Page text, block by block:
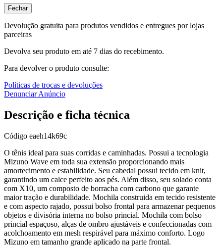
Fechar
Devolução gratuita para produtos vendidos e entregues por lojas
parceiras
Devolva seu produto em até 7 dias do recebimento.
Para devolver o produto consulte:
Políticas de trocas e devoluções
Denunciar Anúncio
Descrição e ficha técnica
Código eaeh14k69c
O tênis ideal para suas corridas e caminhadas. Possui a tecnologia
Mizuno Wave em toda sua extensão proporcionando mais
amortecimento e estabilidade. Seu cabedal possui tecido em knit,
garantindo um calce perfeito aos pés. Além disso, seu solado conta
com X10, um composto de borracha com carbono que garante
maior tração e durabilidade. Mochila construida em tecido resistente
e com aspecto rajado, possui bolso frontal para armazenar pequenos
objetos e divisória interna no bolso princial. Mochila com bolso
princial espaçoso, alças de ombro ajustáveis e confeccionadas com
acolchoamento em mesh respirável para máximo conforto. Logo
Mizuno em tamanho grande aplicado na parte frontal.